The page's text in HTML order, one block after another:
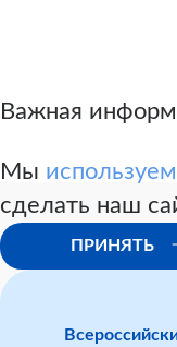
Важная
Мы
сделать наш
ПРИНЯТЬ